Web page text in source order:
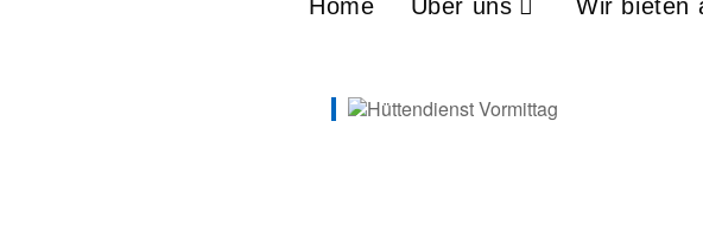
Home Über uns Wir bieten